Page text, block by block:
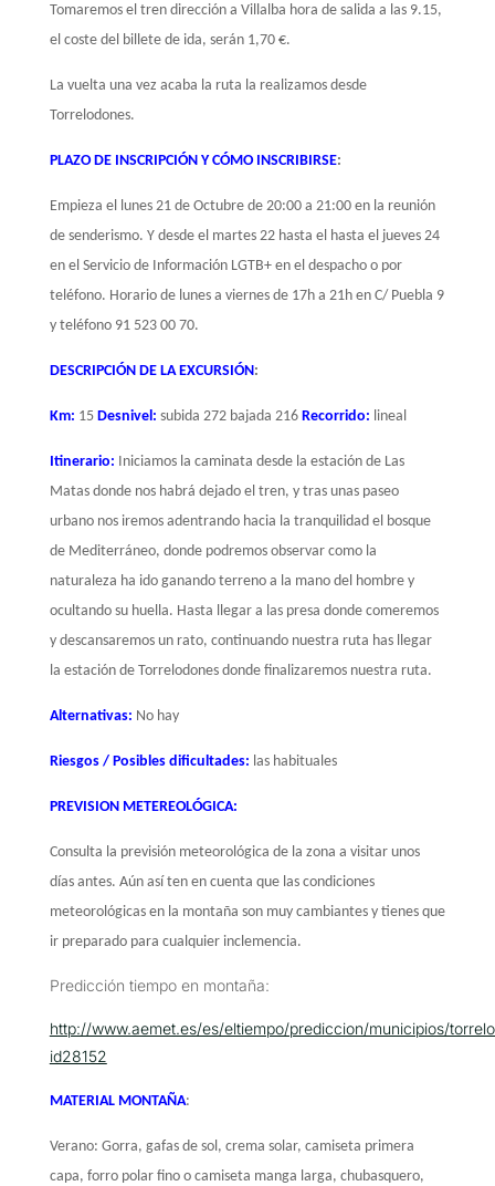
Tomaremos el tren dirección a Villalba hora de salida a las 9.15,
el coste del billete de ida, serán 1,70 €.
La vuelta una vez acaba la ruta la realizamos desde
Torrelodones.
PLAZO DE INSCRIPCIÓN Y CÓMO INSCRIBIRSE:
Empieza el lunes 21 de Octubre de 20:00 a 21:00 en la reunión
de senderismo. Y desde el martes 22 hasta el hasta el jueves 24
en el Servicio de Información LGTB+ en el despacho o por
teléfono. Horario de lunes a viernes de 17h a 21h en C/ Puebla 9
y teléfono 91 523 00 70.
DESCRIPCIÓN DE LA EXCURSIÓN :
Km: 15Desnivel: subida 272 bajada 216 Recorrido: lineal
Itinerario: Iniciamos la caminata desde la estación de Las
Matas donde nos habrá dejado el tren, y tras unas paseo
urbano nos iremos adentrando hacia la tranquilidad el bosque
de Mediterráneo, donde podremos observar como la
naturaleza ha ido ganando terreno a la mano del hombre y
ocultando su huella. Hasta llegar a las presa donde comeremos
y descansaremos un rato, continuando nuestra ruta has llegar
la estación de Torrelodones donde finalizaremos nuestra ruta.
Alternativas: No hay
Riesgos / Posibles dificultades: las habituales
PREVISION METEREOLÓGICA:
Consulta la previsión meteorológica de la zona a visitar unos
días antes. Aún así ten en cuenta que las condiciones
meteorológicas en la montaña son muy cambiantes y tienes que
ir preparado para cualquier inclemencia.
Predicción tiempo en montaña:
http://www.aemet.es/es/eltiempo/prediccion/municipios/
id28152
MATERIAL MONTAÑA:
Verano: Gorra, gafas de sol, crema solar, camiseta primera
capa, forro polar fino o camiseta manga larga, chubasquero,